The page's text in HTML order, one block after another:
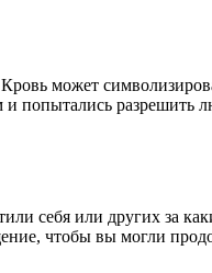
может
попытались разрешить
себя или других за
чтобы вы могли